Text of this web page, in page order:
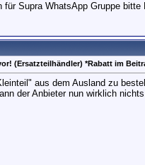
für Supra WhatsApp Gruppe bitte
(Ersatzteilhändler) *Rabatt im
aus dem Ausland zu
der Anbieter nun wirklich